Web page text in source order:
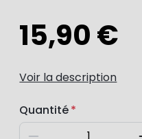
15,90 €
Voir la description
Quantité